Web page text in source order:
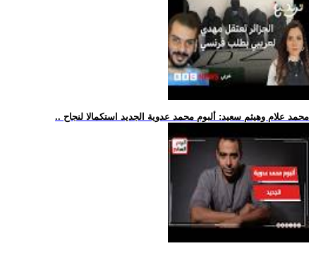
.. محمد علام وهيثم سعيد: ألبوم محمد عدوية الجديد استكمالا لنجاح